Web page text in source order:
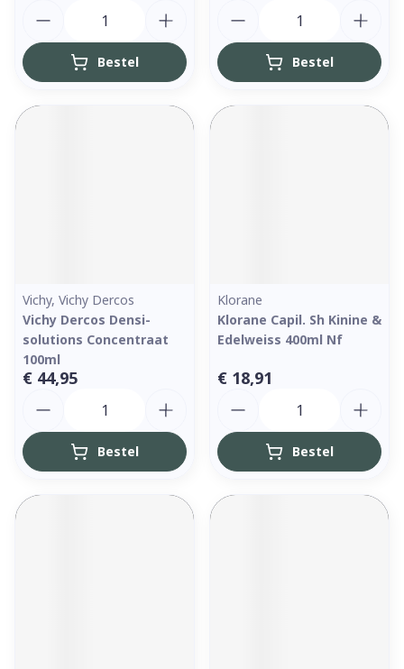
Bestel Bestel
Vichy, Vichy Dercos
Vichy Dercos Densi-
solutions Concentraat
100ml
€ 44,95
Bestel
Klorane
Klorane Capil. Sh Kinine &
Edelweiss 400ml Nf
€ 18,91
Bestel